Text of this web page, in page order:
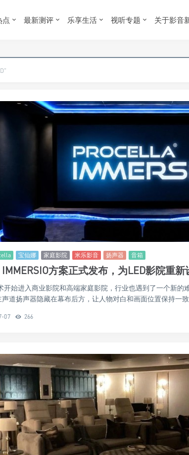
点 最新测评 乐享生活 视听专题 关于影音
宝仙娜 家庭影院 米乐影音 扬声器 音箱
方案正式发布，为LED影院重
开始进入商业影院和高端家庭影院，行业也遇到了一个新的
道扬声器隐藏在幕布后方，让人物对白和画面位置保持一
07 266